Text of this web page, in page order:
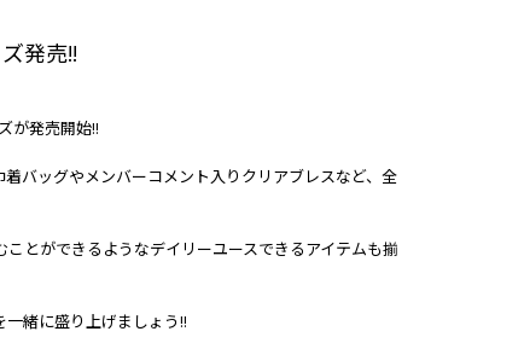
発売!!
が発売開始!!
バッグやメンバーコメント入りクリアブレスなど、全
とができるようなデイリーユースできるアイテムも揃
一緒に盛り上げましょう!!